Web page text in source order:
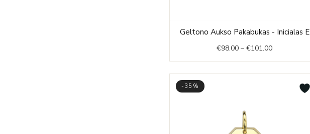
Geltono Aukso Pakabukas - Inicialas E
€98.00 – €101.00
range:
€98.00
through
€101.00
-35%